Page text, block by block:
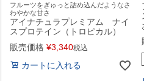
フルーツをぎゅっと詰め込んだようなさ
わやかな甘さ
アイナチュラプレミアム ナイ
スプロテイン（トロピカル）
販売価格 ¥3,340税込
カートに入れる